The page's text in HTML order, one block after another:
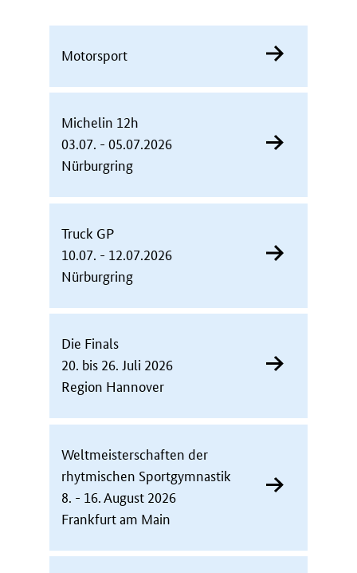
Motorsport
Michelin 12h
03.07. - 05.07.2026
Nürburgring
Truck GP
10.07. - 12.07.2026
Nürburgring
Die Finals
20. bis 26. Juli 2026
Region Hannover
Weltmeisterschaften der
rhytmischen Sportgymnastik
8. - 16. August 2026
Frankfurt am Main